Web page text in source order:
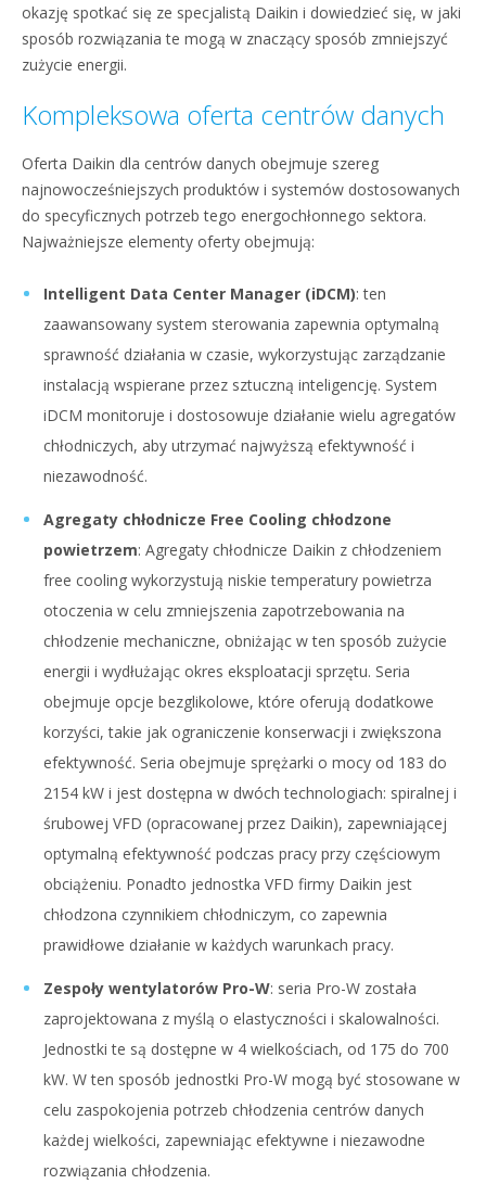
okazję spotkać się ze specjalistą Daikin i dowiedzieć się, w jaki
sposób rozwiązania te mogą w znaczący sposób zmniejszyć
zużycie energii.
Kompleksowa oferta centrów danych
Oferta Daikin dla centrów danych obejmuje szereg
najnowocześniejszych produktów i systemów dostosowanych
do specyficznych potrzeb tego energochłonnego sektora.
Najważniejsze elementy oferty obejmują:
Intelligent Data Center Manager (iDCM): ten
zaawansowany system sterowania zapewnia optymalną
sprawność działania w czasie, wykorzystując zarządzanie
instalacją wspierane przez sztuczną inteligencję. System
iDCM monitoruje i dostosowuje działanie wielu agregatów
chłodniczych, aby utrzymać najwyższą efektywność i
niezawodność.
Agregaty chłodnicze Free Cooling chłodzone
powietrzem: Agregaty chłodnicze Daikin z chłodzeniem
free cooling wykorzystują niskie temperatury powietrza
otoczenia w celu zmniejszenia zapotrzebowania na
chłodzenie mechaniczne, obniżając w ten sposób zużycie
energii i wydłużając okres eksploatacji sprzętu. Seria
obejmuje opcje bezglikolowe, które oferują dodatkowe
korzyści, takie jak ograniczenie konserwacji i zwiększona
efektywność. Seria obejmuje sprężarki o mocy od 183 do
2154 kW i jest dostępna w dwóch technologiach: spiralnej i
śrubowej VFD (opracowanej przez Daikin), zapewniającej
optymalną efektywność podczas pracy przy częściowym
obciążeniu. Ponadto jednostka VFD firmy Daikin jest
chłodzona czynnikiem chłodniczym, co zapewnia
prawidłowe działanie w każdych warunkach pracy.
Zespoły wentylatorów Pro-W: seria Pro-W została
zaprojektowana z myślą o elastyczności i skalowalności.
Jednostki te są dostępne w 4 wielkościach, od 175 do 700
kW. W ten sposób jednostki Pro-W mogą być stosowane w
celu zaspokojenia potrzeb chłodzenia centrów danych
każdej wielkości, zapewniając efektywne i niezawodne
rozwiązania chłodzenia.